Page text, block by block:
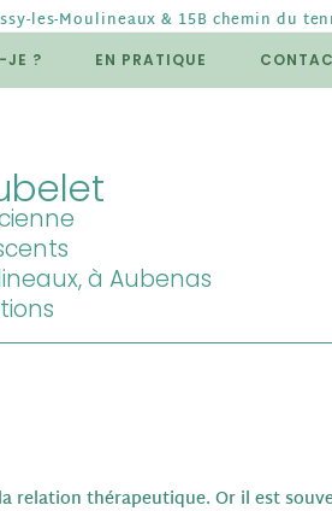
les-Moulineaux & 15B chemin du
JE ? EN PRATIQUE
à Aubenas
relation thérapeutique. Or il est